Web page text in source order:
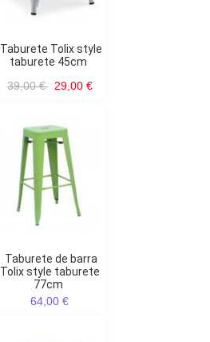
Taburete Tolix style
taburete 45cm
39,00 € 29,00 €
taburete de barra
Tolix style taburete
77cm
64,00 €